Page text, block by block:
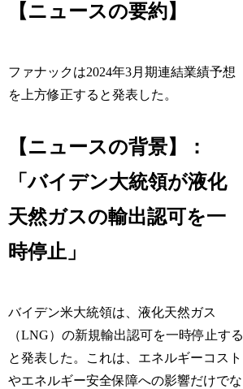
【ニュースの要約】
ファナックは2024年3月期連結業績予想
を上方修正すると発表した。
【ニュースの背景】：
「バイデン大統領が液化
天然ガスの輸出認可を一
時停止」
バイデン米大統領は、液化天然ガス
（LNG）の新規輸出認可を一時停止する
と発表した。これは、エネルギーコスト
やエネルギー安全保障への影響だけでな